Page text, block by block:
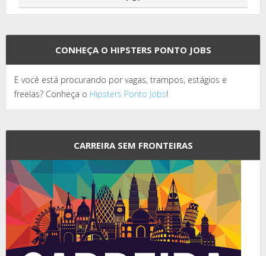
CONHEÇA O HIPSTERS PONTO JOBS
E você está procurando por vagas, trampos, estágios e
freelas? Conheça o Hipsters Ponto Jobs!
CARREIRA SEM FRONTEIRAS